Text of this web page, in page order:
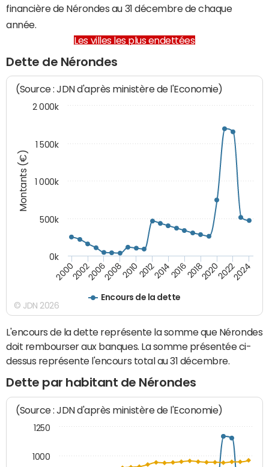
financière de Nérondes au 31 décembre de chaque
année.
Les villes les plus endettées
Dette de Nérondes
Montants (€)
(Source : JDN d'après ministère de l'Economie)
Encours de la dette
200020022006200820102012201420162018202020222024
0k
500k
1 000k
1 500k
2 000k
© JDN 2026
L'encours de la dette représente la somme que Nérondes
doit rembourser aux banques. La somme présentée ci-
dessus représente l'encours total au 31 décembre.
Dette par habitant de Nérondes
(Source : JDN d'après ministère de l'Economie)
1000
1250